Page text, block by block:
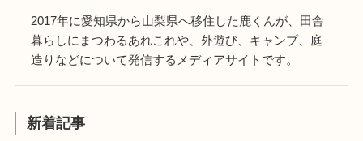
2017年に愛知県から山梨県へ移住した鹿くんが、田舎
暮らしにまつわるあれこれや、外遊び、キャンプ、庭
造りなどについて発信するメディアサイトです。
新着記事